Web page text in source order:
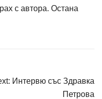
с автора. Остана
Интервю със Здравка
Петрова